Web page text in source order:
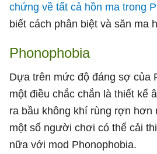
chứng về tất cả hồn ma trong
biết cách phân biệt và săn ma
Phonophobia
Dựa trên mức độ đáng sợ của
một điều chắc chắn là thiết kế
ra bầu không khí rùng rợn hơn
một số người chơi có thể cải
nữa với mod Phonophobia.